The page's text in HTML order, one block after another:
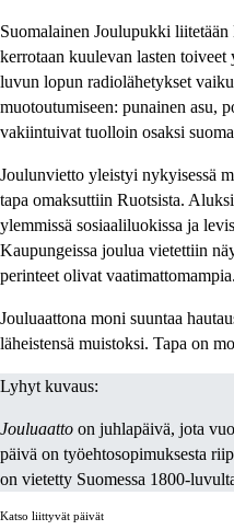
Suomalainen Joulupukki
kerrotaan kuulevan lasten
luvun lopun radiolähetykset
muotoutumiseen: punainen asu,
vakiintuivat tuolloin osaksi
Joulunvietto yleistyi nykyisessä
tapa omaksuttiin Ruotsista.
ylemmissä sosiaaliluokissa ja
Kaupungeissa joulua vietettiin
perinteet olivat vaatimattomampia.
Jouluaattona moni suuntaa
läheistensä muistoksi. Tapa on
Lyhyt kuvaus:
Jouluaatto on juhlapäivä, jota
päivä on työehtosopimuksesta
on vietetty Suomessa 1800-
Katso liittyvät päivät